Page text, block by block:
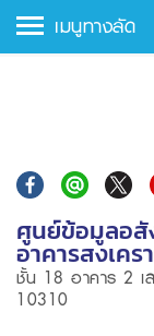
เมนูทางลัด
ศูนย์ข้อมูลอสั
อาคารสงเคร
ชั้น 18 อาคาร 2 เ
10310